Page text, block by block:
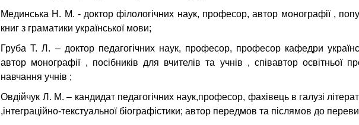
Мединська Н. М. - доктор філологічних наук, професор, автор монографії ,
книг з граматики української мови;
Груба Т. Л. – доктор педагогічних наук, професор, професор кафедри
автор монографії , посібників для вчителів та учнів , співавтор освітньої
навчання учнів ;
Овдійчук Л. М. – кандидат педагогічних наук,професор, фахівець в галузі
,інтеграційно-текстуальної біографістики; автор передмов та післямов до